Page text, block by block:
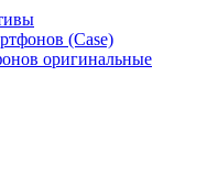
(Case)
оригинальные